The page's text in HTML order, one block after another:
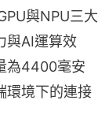
與NPU三大
與AI運算效
為4400毫安
環境下的連接